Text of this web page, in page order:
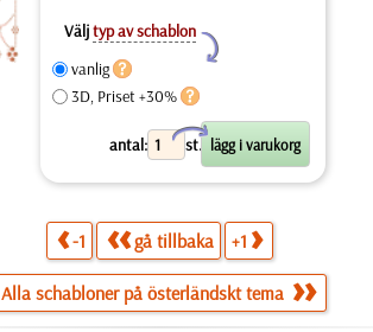
Väljtyp av schablon
Y
vanlig
3D, Priset +30%
antal: st.
X
-1 gå tillbaka +1
Alla schabloner på österländskt tema